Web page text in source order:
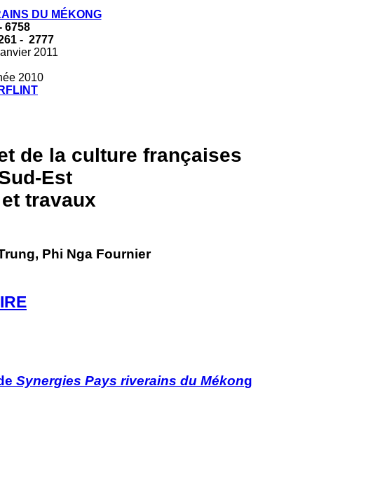
DU MÉKONG
6758
- 2777
2011
2010
de la culture françaises
Est
travaux
Phi Nga Fournier
Synergies Pays riverains du Mékong